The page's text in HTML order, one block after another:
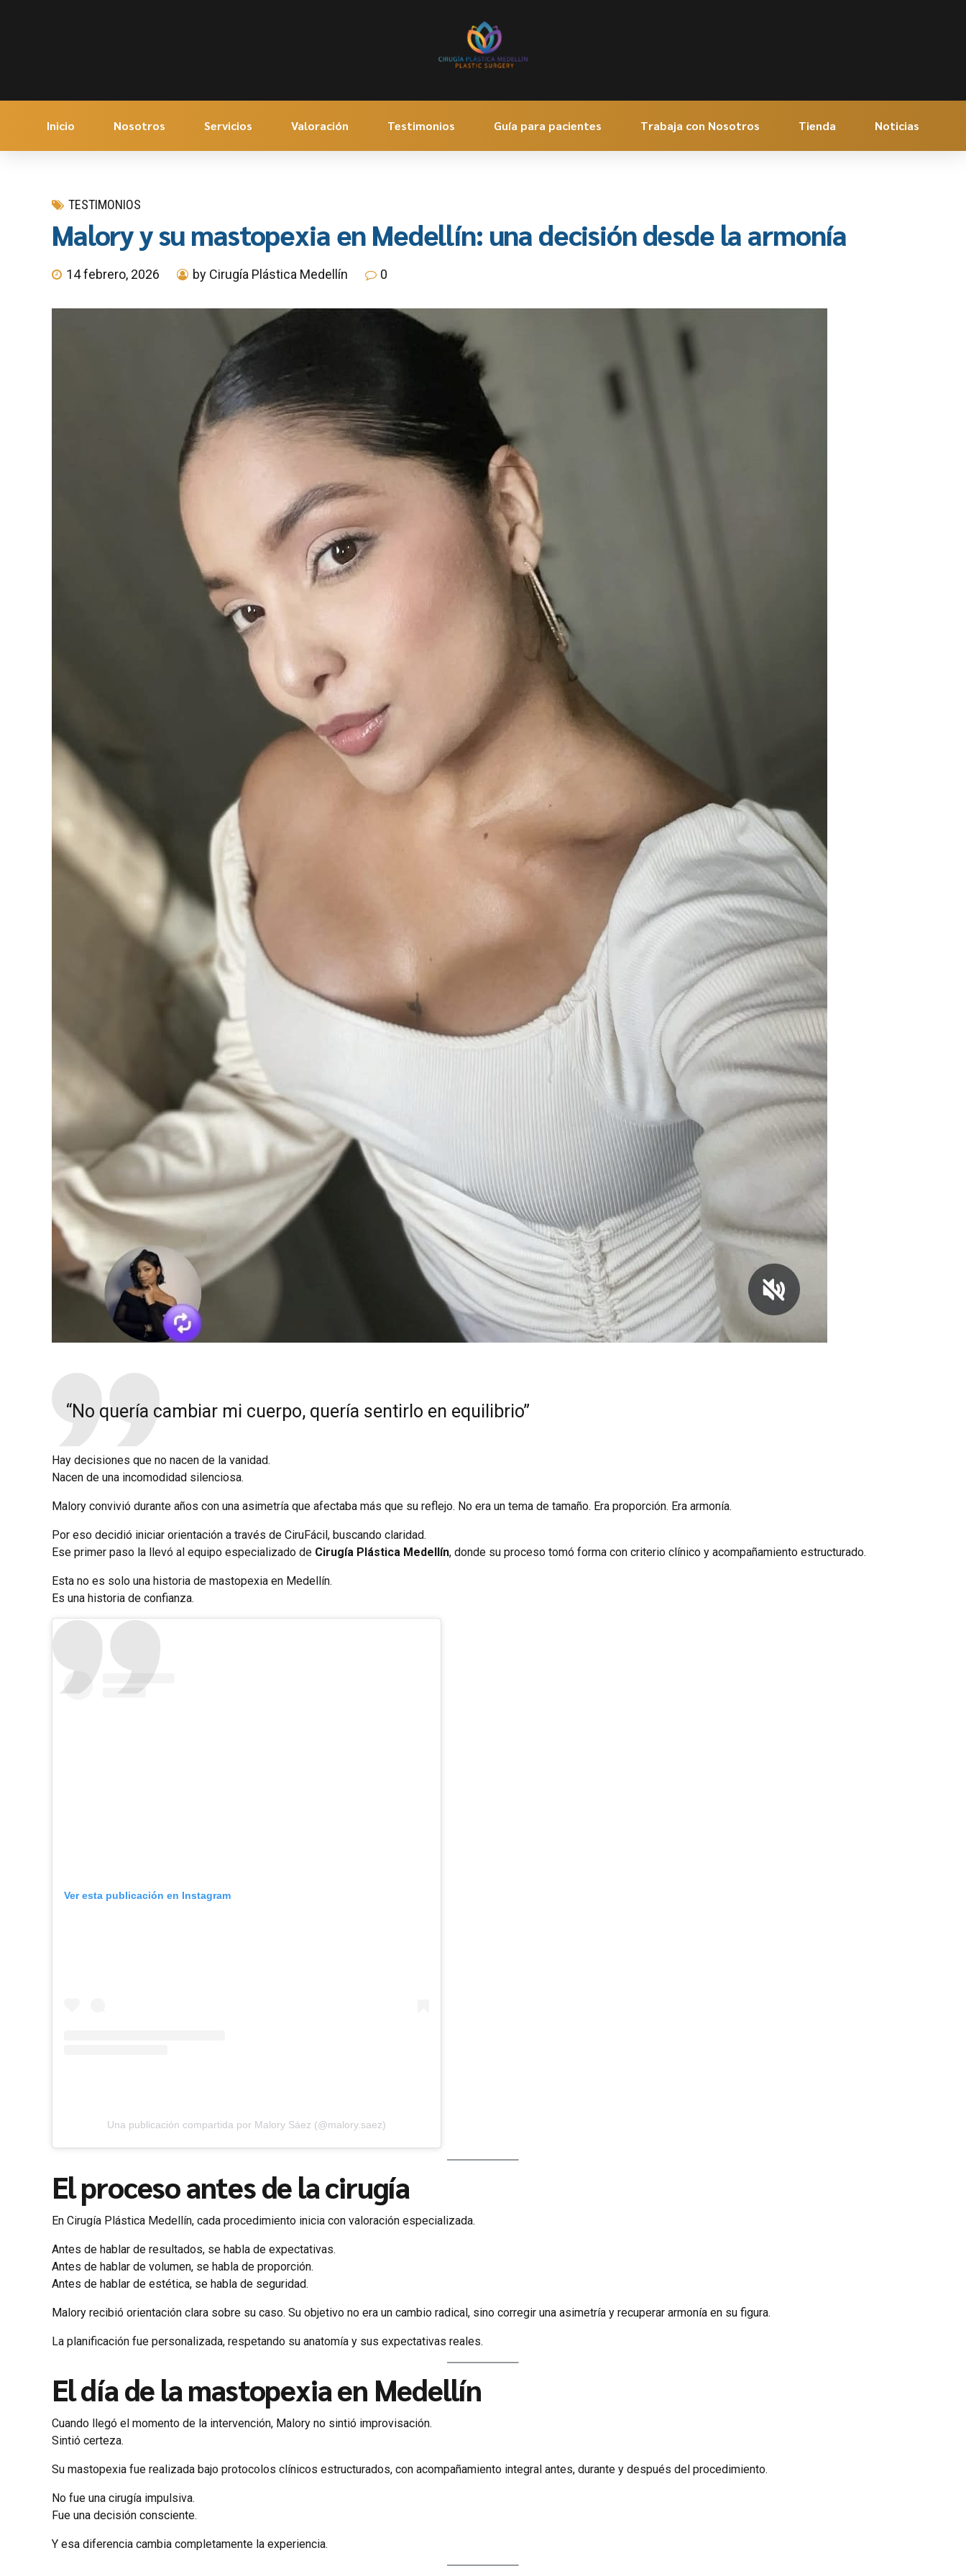
Inicio Nosotros Servicios Valoración Testimonios Guía para pacientes Trabaja con Nosotros Tienda Noticias
TESTIMONIOS
Malory y su mastopexia en Medellín: una decisión desde la armonía
14 febrero, 2026 by Cirugía Plástica Medellín 0
“No quería cambiar mi cuerpo, quería sentirlo en equilibrio”
Hay decisiones que no nacen de la vanidad.
Nacen de una incomodidad silenciosa.
Malory convivió durante años con una asimetría que afectaba más que su reflejo. No era un tema de tamaño. Era proporción. Era armonía.
Por eso decidió iniciar orientación a través de CiruFácil, buscando claridad.
Ese primer paso la llevó al equipo especializado de Cirugía Plástica Medellín, donde su proceso tomó forma con criterio clínico y acompañamiento estructurado.
Esta no es solo una historia de mastopexia en Medellín.
Es una historia de confianza.
Ver esta publicación en Instagram
Una publicación compartida por Malory Sáez (@malory.saez)
El proceso antes de la cirugía
En Cirugía Plástica Medellín, cada procedimiento inicia con valoración especializada.
Antes de hablar de resultados, se habla de expectativas.
Antes de hablar de volumen, se habla de proporción.
Antes de hablar de estética, se habla de seguridad.
Malory recibió orientación clara sobre su caso. Su objetivo no era un cambio radical, sino corregir una asimetría y recuperar armonía en su figura.
La planificación fue personalizada, respetando su anatomía y sus expectativas reales.
El día de la mastopexia en Medellín
Cuando llegó el momento de la intervención, Malory no sintió improvisación.
Sintió certeza.
Su mastopexia fue realizada bajo protocolos clínicos estructurados, con acompañamiento integral antes, durante y después del procedimiento.
No fue una cirugía impulsiva.
Fue una decisión consciente.
Y esa diferencia cambia completamente la experiencia.